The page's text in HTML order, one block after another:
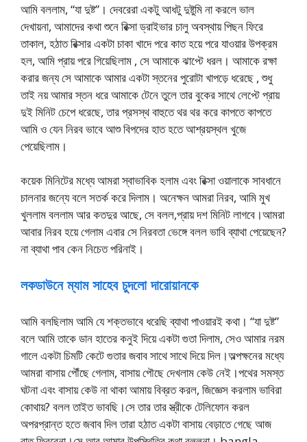
আমি বললাম, “যা দুষ্ট”। দেবরেরা একটু আধটু দুষ্টুমি না করলে ভাল
দেখায়না, আমাদের কথা শুনে রিক্সা ড্রাইভার চালু অবস্থায় পিছন ফিরে
তাকাল, হঠাত রিক্সার একটা চাকা খাদে পরে কাত হয়ে পরে যাওয়ার উপক্রম
হল, আমি প্রায় পরে গিয়েছিলাম , সে আমাকে ঝাপ্টে ধরল। আমাকে রক্ষা
করার জন্য সে আমাকে আমার একটা স্তনের পুরোটা খাপড়ে ধরেছে , শুধু
তাই নয় আমার স্তন ধরে আমাকে টেনে তুলে তার বুকের সাথে লেপ্টে প্রায়
দুই মিনিট চেপে ধরেছে, তার প্রসস্থ বাহুতে থর থর করে কাপতে কাপতে
আমি ও যেন নিরব ভাবে আশু বিপদের হাত হতে আশ্রয়স্থল খুজে
পেয়েছিলাম।
কয়েক মিনিটের মধ্যে আমরা স্বাভাবিক হলাম এবং রিক্সা ওয়ালাকে সাবধানে
চালনার জন্যে বলে সতর্ক করে দিলাম। অনেক্ষন আমরা নিরব, আমি মুখ
খুললাম বললাম আর কতদুর আছে, সে বলল,প্রায় দশ মিনিট লাগবে।আমরা
আবার নিরব হয়ে গেলাম এবার সে নিরবতা ভেঙ্গে বলল ভাবি ব্যাথা পেয়েছেন?
না ব্যাথা পাব কেন নিচেত পরিনাই।
লকডাউনে ম্যাম সাহেব চুদলো দারোয়ানকে
আমি বলছিলাম আমি যে শক্তভাবে ধরেছি ব্যাথা পাওয়ারই কথা। “যা দুষ্ট”
বলে আমি তাকে ডান হাতের কনুই দিয়ে একটা গুতা দিলাম, সেও আমার নরম
গালে একটা চিমটি কেটে গুতার জবাব সাথে সাথে দিয়ে দিল।অল্পক্ষনের মধ্যে
আমরা বাসায় পৌঁছে গেলাম, বাসায় পৌছে দেখলাম কেউ নেই।পথের সমস্ত
ঘটনা এবং বাসায় কেউ না থাকা আমায় বিব্রত করল, জিজ্ঞেস করলাম ভাবিরা
কোথায়? বলল তাইত ভাবছি।সে তার তার স্ত্রীকে টেলিফোন করল
অপরপ্রান্ত হতে জবাব দিল তারা হঠাত একটা বাসায় বেড়াতে গেছে আজ